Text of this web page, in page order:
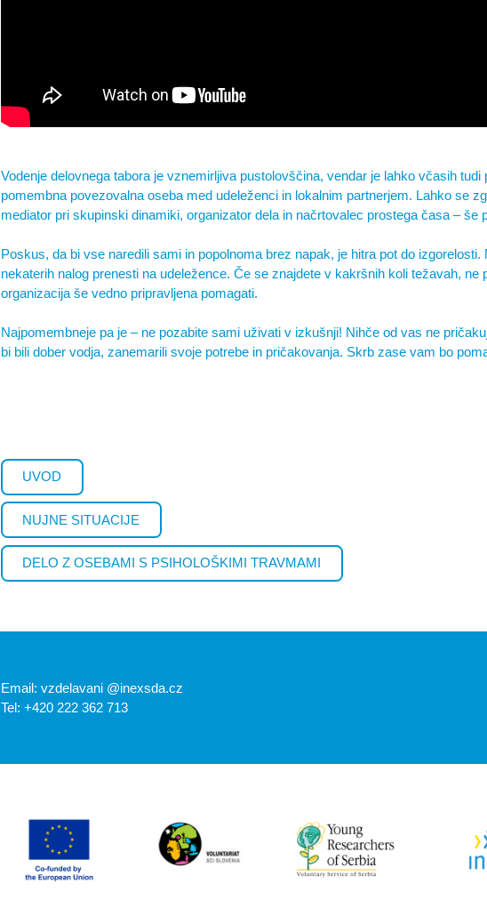
Vodenje delovnega tabora je vznemirljiva pustolovščina, vendar je lahko včasih
pomembna povezovalna oseba med udeleženci in lokalnim partnerjem. Lahko se
mediator pri skupinski dinamiki, organizator dela in načrtovalec prostega časa – še
Poskus, da bi vse naredili sami in popolnoma brez napak, je hitra pot do
nekaterih nalog prenesti na udeležence. Če se znajdete v kakršnih koli težavah, ne
organizacija še vedno pripravljena pomagati.
Najpomembneje pa je – ne pozabite sami uživati v izkušnji! Nihče od vas ne
bi bili dober vodja, zanemarili svoje potrebe in pričakovanja. Skrb zase vam bo
UVOD
NUJNE SITUACIJE
DELO Z OSEBAMI S PSIHOLOŠKIMI TRAVMAMI
Email: vzdelavani @inexsda.cz
Tel: +420 222 362 713